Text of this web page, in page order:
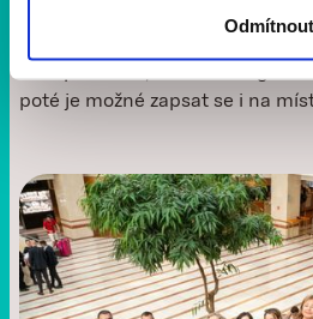
Odmítnout
Yellow Ribbon Run.
poté je možné zapsat se i na